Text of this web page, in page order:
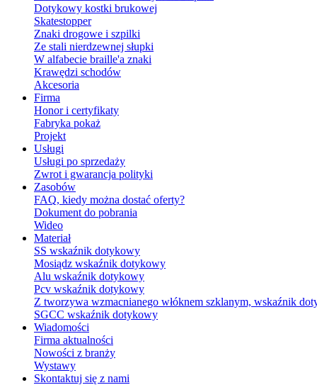
Dotykowy kostki brukowej
Skatestopper
Znaki drogowe i szpilki
Ze stali nierdzewnej słupki
W alfabecie braille'a znaki
Krawędzi schodów
Akcesoria
Firma
Honor i certyfikaty
Fabryka pokaż
Projekt
Usługi
Usługi po sprzedaży
Zwrot i gwarancja polityki
Zasobów
FAQ, kiedy można dostać oferty?
Dokument do pobrania
Wideo
Materiał
SS wskaźnik dotykowy
Mosiądz wskaźnik dotykowy
Alu wskaźnik dotykowy
Pcv wskaźnik dotykowy
Z tworzywa wzmacnianego włóknem szklanym, wskaźnik
SGCC wskaźnik dotykowy
Wiadomości
Firma aktualności
Nowości z branży
Wystawy
Skontaktuj się z nami